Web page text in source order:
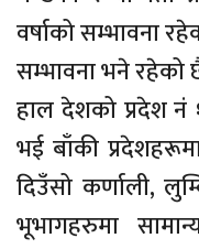
वर्षाको सम्भावना
सम्भावना भने
हाल देशको प्रदेश
भई बाँकी
दिउँसो कर्णाली,
भूभागहरुमा